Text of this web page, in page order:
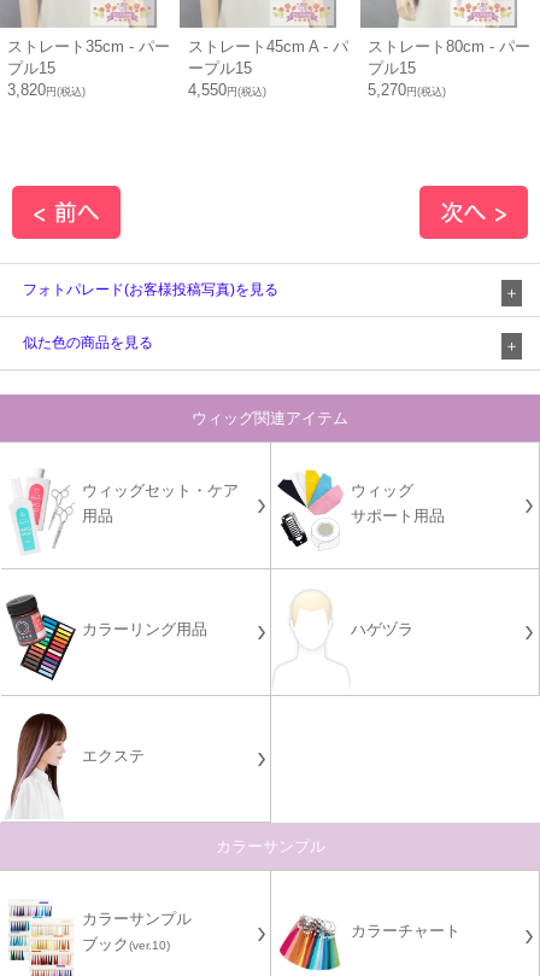
ストレート35cm - パー
プル15
3,820円(税込)
ストレート45cm A - パ
ープル15
4,550円(税込)
ストレート80cm - パー
プル15
5,270円(税込)
フォトパレード(お客様投稿写真)を見る
似た色の商品を見る
ウィッグ関連アイテム
ウィッグセット・ケア
用品
ウィッグ
サポート用品
カラーリング用品 ハゲヅラ
エクステ
カラーサンプル
カラーサンプル
ブック(ver.10)
カラーチャート